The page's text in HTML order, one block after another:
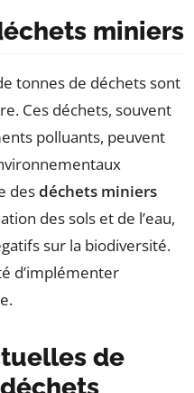
miniers
tonnes de déchets sont
Ces déchets, souvent
polluants, peuvent
desdéchets miniers
des sols et de l’eau,
sur la biodiversité.
d’implémenter
de